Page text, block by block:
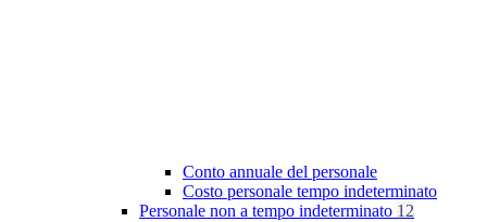
Conto annuale del personale
Costo personale tempo indeterminato
Personale non a tempo indeterminato 12